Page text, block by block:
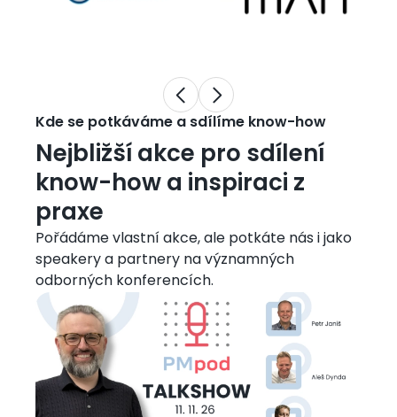
Kde se potkáváme a sdílíme know-how
Nejbližší akce pro sdílení
know-how a inspiraci z
praxe
Pořádáme vlastní akce, ale potkáte nás i jako
speakery a partnery na významných
odborných konferencích.
Obrázek